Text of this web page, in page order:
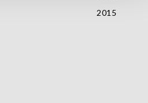
2015